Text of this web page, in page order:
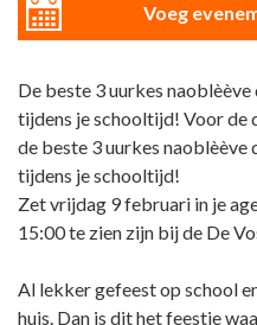
Voeg
De beste 3 uurkes
tijdens je schooltijd! Voor de
de beste 3 uurkes naoblèève
tijdens je schooltijd!
Zet vrijdag 9 februari in je
15:00 te zien zijn bij de De
Al lekker gefeest op school
huis. Dan is dit het feestje